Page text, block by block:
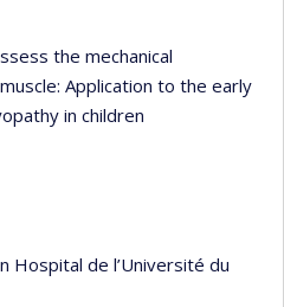
the mechanical
Application to the early
in children
Hospital de l’Université du